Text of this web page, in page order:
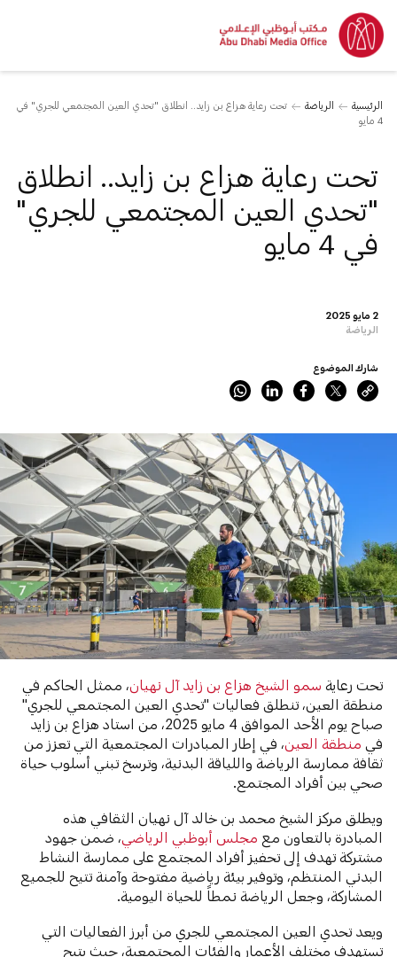
الرئيسية الرياضة
تحت رعاية هزاع بن زايد.. انطلاق "تحدي العين المجتمعي للجري" في
4 مايو
2 مايو 2025
الرياضة
تحت رعاية هزاع بن زايد.. انطلاق
"تحدي العين المجتمعي للجري"
في 4 مايو
شارك الموضوع
تحت رعايةسمو الشيخ هزاع بن زايد آل نهيان، ممثل الحاكم في
منطقة العين، تنطلق فعاليات "تحدي العين المجتمعي للجري"
صباح يوم الأحد الموافق 4 مايو 2025، من استاد هزاع بن زايد
في منطقة العين، في إطار المبادرات المجتمعية التي تعزز من
ثقافة ممارسة الرياضة واللياقة البدنية، وترسخ تبني أسلوب حياة
صحي بين أفراد المجتمع.
ويطلق مركز الشيخ محمد بن خالد آل نهيان الثقافي هذه
المبادرة بالتعاون مع مجلس أبوظبي الرياضي ، ضمن جهود
مشتركة تهدف إلى تحفيز أفراد المجتمع على ممارسة النشاط
البدني المنتظم، وتوفير بيئة رياضية مفتوحة وآمنة تتيح للجميع
المشاركة، وجعل الرياضة نمطاً للحياة اليومية.
ويعد تحدي العين المجتمعي للجري من أبرز الفعاليات التي
تستهدف مختلف الأعمار والفئات المجتمعية، حيث يتيح